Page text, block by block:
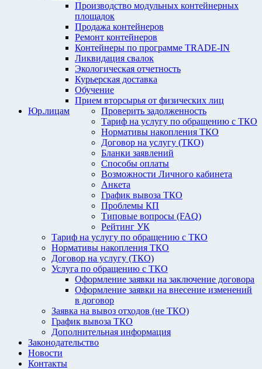
Производство модульных контейнерных
площадок
Продажа контейнеров
Ремонт контейнеров
Контейнеры по программе TRADE-IN
Ликвидация свалок
Экологическая отчетность
Курьерская доставка
Обучение
Прием вторсырья от физических лиц
Проверить задолженность
Тариф на услугу по обращению с ТКО
Нормативы накопления ТКО
Договор на услугу (ТКО)
Бланки заявлений
Способы оплаты
Возможности Личного кабинета
Анкета
График вывоза ТКО
Проблемы КП
Типовые вопросы (FAQ)
Рейтинг УК
Юр.лицам
Тариф на услугу по обращению с ТКО
Нормативы накопления ТКО
Договор на услугу (ТКО)
Услуга по обращению с ТКО
Оформление заявки на заключение договора
Оформление заявки на внесение изменений
в договор
Заявка на вывоз отходов (не ТКО)
График вывоза ТКО
Дополнительная информация
Законодательство
Новости
Контакты